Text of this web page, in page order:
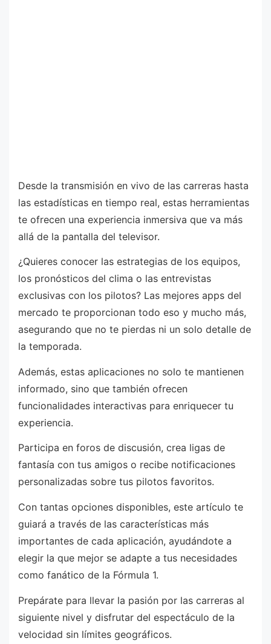
Desde la transmisión en vivo de las carreras hasta
las estadísticas en tiempo real, estas herramientas
te ofrecen una experiencia inmersiva que va más
allá de la pantalla del televisor.
¿Quieres conocer las estrategias de los equipos,
los pronósticos del clima o las entrevistas
exclusivas con los pilotos? Las mejores apps del
mercado te proporcionan todo eso y mucho más,
asegurando que no te pierdas ni un solo detalle de
la temporada.
Además, estas aplicaciones no solo te mantienen
informado, sino que también ofrecen
funcionalidades interactivas para enriquecer tu
experiencia.
Participa en foros de discusión, crea ligas de
fantasía con tus amigos o recibe notificaciones
personalizadas sobre tus pilotos favoritos.
Con tantas opciones disponibles, este artículo te
guiará a través de las características más
importantes de cada aplicación, ayudándote a
elegir la que mejor se adapte a tus necesidades
como fanático de la Fórmula 1.
Prepárate para llevar la pasión por las carreras al
siguiente nivel y disfrutar del espectáculo de la
velocidad sin límites geográficos.